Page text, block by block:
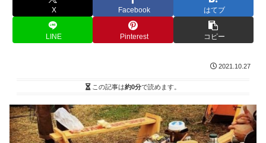
X Facebook はてブ
LINE Pinterest コピー
2021.10.27
この記事は約0分で読めます。